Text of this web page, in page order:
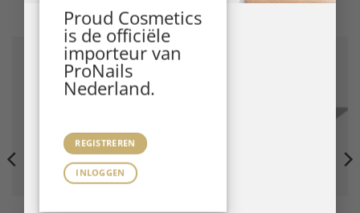
Proud Cosmetics
is de officiële
importeur van
ProNails
Nederland.
REGISTREREN
INLOGGEN
Gerelateerde producten
B GEL SYSTEM